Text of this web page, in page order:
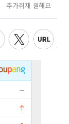
추가취재 원해요